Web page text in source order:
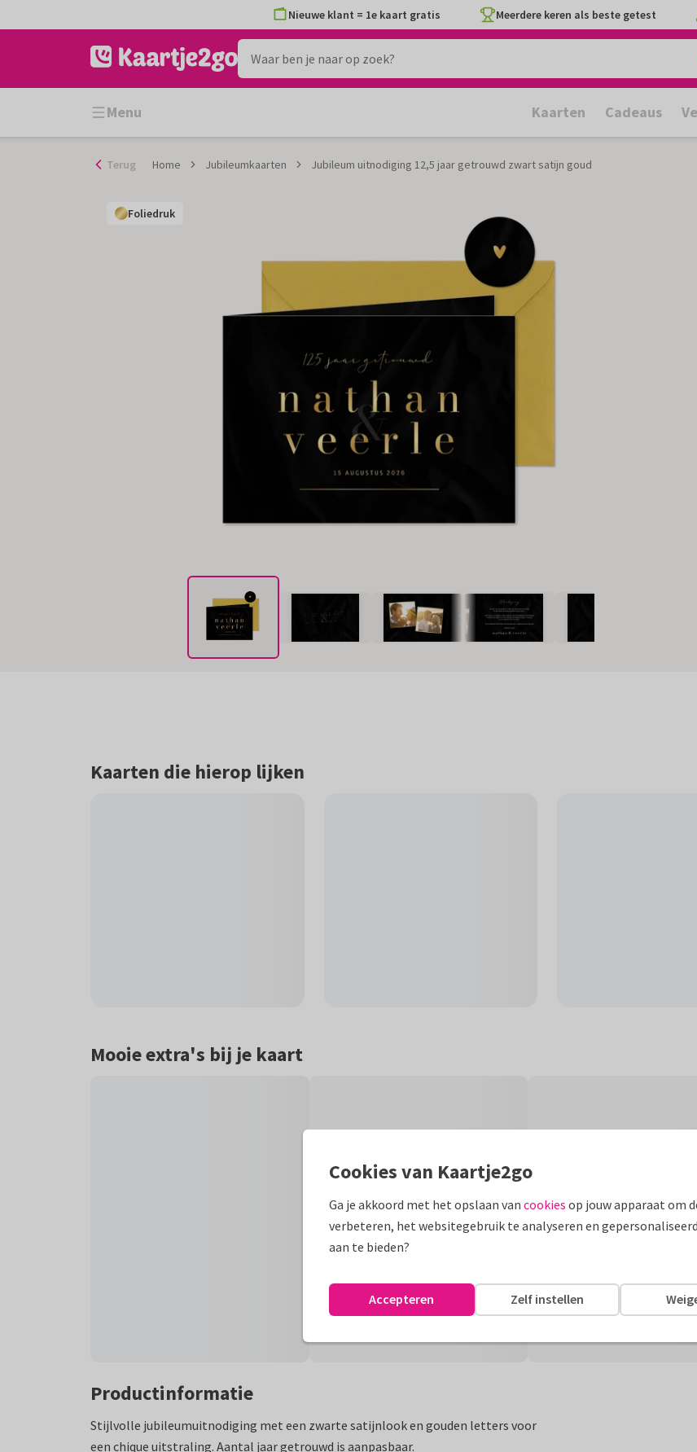
naar
Nieuwe klant = 1e kaart gratis Meerdere keren als beste getest
Menu Kaarten Cadeaus
Terug Home Jubileumkaarten Jubileum uitnodiging 12,5 jaar getrouwd zwart satijn goud
Foliedruk
Foliedruk
Foliedruk
Foliedruk
Foliedruk
Kaarten die hierop lijken
Mooie extra's bij je kaart
Productinformatie
Stijlvolle jubileumuitnodiging met een zwarte satijnlook en gouden letters voor
een chique uitstraling. Aantal jaar getrouwd is aanpasbaar.
Cookies van Kaartje2go
Ga je akkoord met het opslaan van cookies op jouw apparaat om
verbeteren, het websitegebruik te analyseren en
aan te bieden?
Zelf instellen
Accepteren